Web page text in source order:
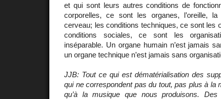
et qui sont leurs autres conditions de
corporelles, ce sont les organes, l’oreille,
cerveau; les conditions techniques, ce sont les
conditions sociales, ce sont les
inséparable. Un organe humain n’est jamais
un organe technique n’est jamais sans
JJB: Tout ce qui est dématérialisation des
qui ne correspondent pas du tout, pas plus à la
qu’à la musique que nous produisons.